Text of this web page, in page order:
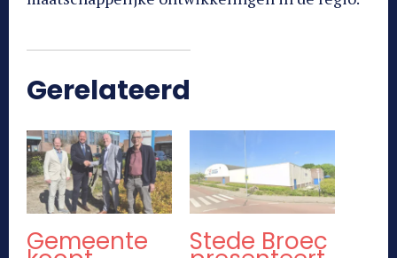
Gerelateerd
Gemeente Stede Broec